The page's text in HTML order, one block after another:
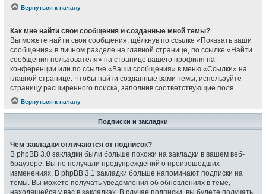
Вернуться к началу
Как мне найти свои сообщения и созданные мной темы?
Вы можете найти свои сообщения, щёлкнув по ссылке «Показать ваши
сообщения» в личном разделе на главной странице, по ссылке «Найти
сообщения пользователя» на странице вашего профиля на
конференции или по ссылке «Ваши сообщения» в меню «Ссылки» на
главной странице. Чтобы найти созданные вами темы, используйте
страницу расширенного поиска, заполнив соответствующие поля.
Вернуться к началу
Подписки и закладки
Чем закладки отличаются от подписок?
В phpBB 3.0 закладки были больше похожи на закладки в вашем веб-
браузере. Вы не получали предупреждений о произошедших
изменениях. В phpBB 3.1 закладки больше напоминают подписки на
темы. Вы можете получать уведомления об обновлениях в теме,
находящейся у вас в закладках. В случае подписки, вы будете получать